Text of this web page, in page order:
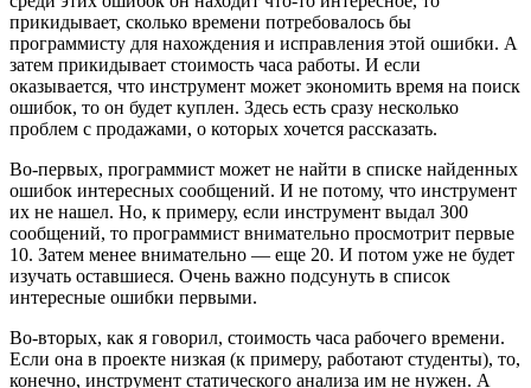
прикидывает, сколько времени потребовалось бы
программисту для нахождения и исправления этой ошибки. А
затем прикидывает стоимость часа работы. И если
оказывается, что инструмент может экономить время на поиск
ошибок, то он будет куплен. Здесь есть сразу несколько
проблем с продажами, о которых хочется рассказать.
Во-первых, программист может не найти в списке найденных
ошибок интересных сообщений. И не потому, что инструмент
их не нашел. Но, к примеру, если инструмент выдал 300
сообщений, то программист внимательно просмотрит первые
10. Затем менее внимательно — еще 20. И потом уже не будет
изучать оставшиеся. Очень важно подсунуть в список
интересные ошибки первыми.
Во-вторых, как я говорил, стоимость часа рабочего времени.
Если она в проекте низкая (к примеру, работают студенты), то,
конечно, инструмент статического анализа им не нужен. А